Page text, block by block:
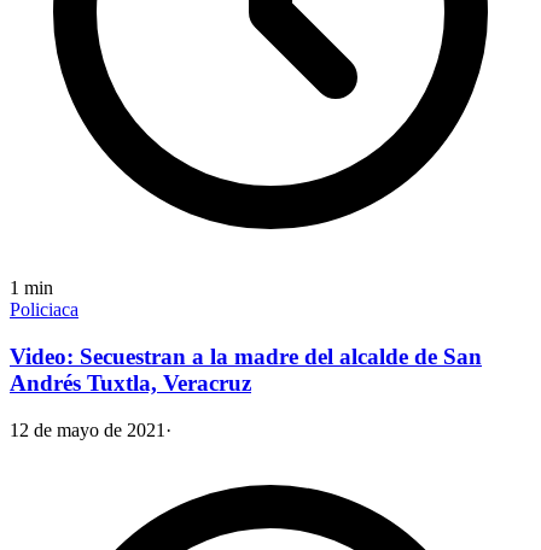
1 min
Policiaca
Video: Secuestran a la madre del alcalde de San
Andrés Tuxtla, Veracruz
12 de mayo de 2021 ·